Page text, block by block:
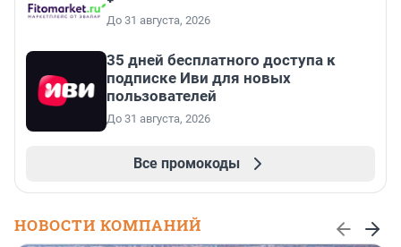
До 31 августа, 2026
35 дней бесплатного доступа к
подписке Иви для новых
пользователей
До 31 августа, 2026
Все промокоды
НОВОСТИ КОМПАНИЙ